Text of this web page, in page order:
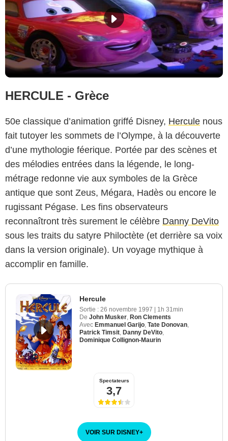
HERCULE - Grèce
50e classique d’animation griffé Disney, Hercule nous
fait tutoyer les sommets de l’Olympe, à la découverte
d’une mythologie féerique. Portée par des scènes et
des mélodies entrées dans la légende, le long-
métrage redonne vie aux symboles de la Grèce
antique que sont Zeus, Mégara, Hadès ou encore le
rugissant Pégase. Les fins observateurs
reconnaîtront très surement le célèbre Danny DeVito
sous les traits du satyre Philoctète (et derrière sa voix
dans la version originale). Un voyage mythique à
accomplir en famille.
Hercule
Sortie : 26 novembre 1997 | 1h 31min
De John Musker Ron Clements
Avec Emmanuel Garijo Tate Donovan
Patrick Timsit Danny DeVito
Dominique Collignon-Maurin
Spectateurs
3,7
VOIR SUR DISNEY+